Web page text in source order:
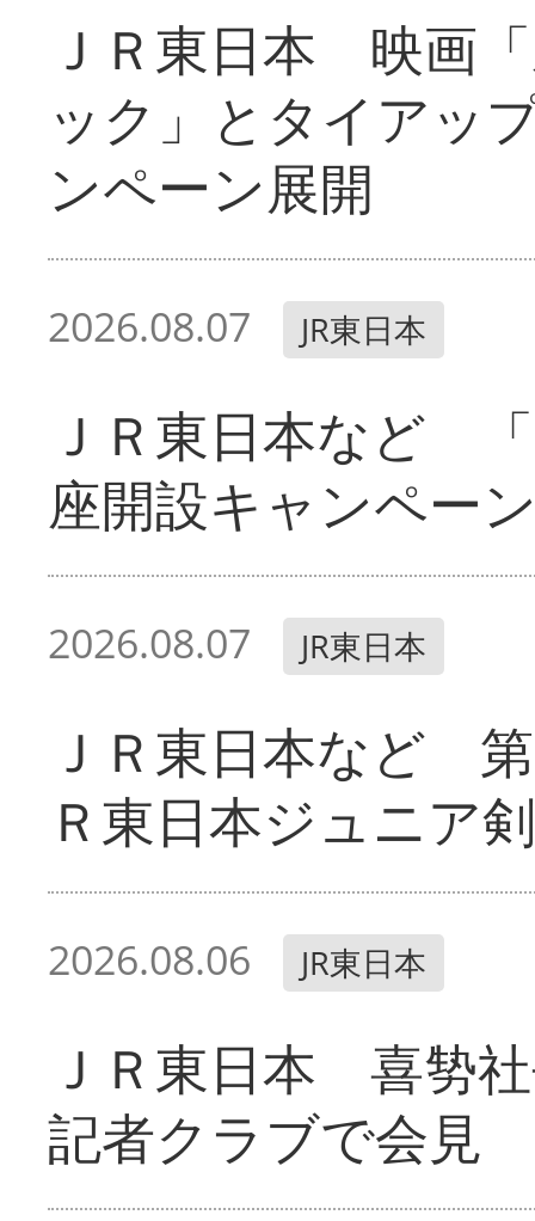
ＪＲ東日本 映画
ック」とタイアッ
ンペーン展開
2026.08.07 JR東日本
ＪＲ東日本など
座開設キャンペー
2026.08.07 JR東日本
ＪＲ東日本など
Ｒ東日本ジュニア
2026.08.06 JR東日本
ＪＲ東日本 喜㔟
記者クラブで会見